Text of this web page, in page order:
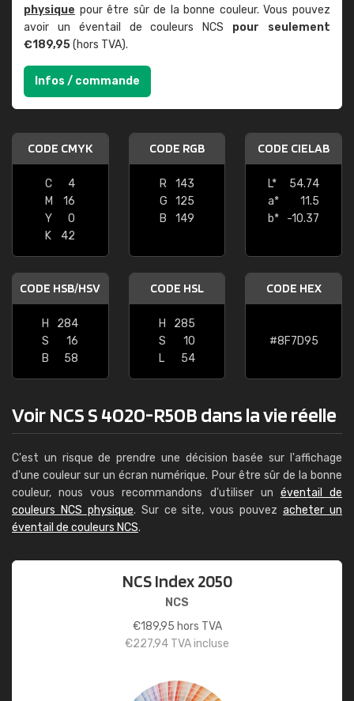
physique pour être sûr de la bonne couleur. Vous pouvez
avoir un éventail de couleurs NCS pour seulement
€189,95(hors TVA).
Infos / commande
CODE CMYK
C
4
M
16
Y
0
K
42
CODE RGB
R
143
G
125
B
149
CODE CIELAB
L*
54.74
a*
11.5
b*
-10.37
CODE HSB/HSV
H
284
S
16
B
58
CODE HSL
H
285
S
10
L
54
CODE HEX
#8F7D95
Voir NCS S 4020-R50B dans la vie réelle
C'est un risque de prendre une décision basée sur l'affichage
d'une couleur sur un écran numérique. Pour être sûr de la bonne
couleur, nous vous recommandons d'utiliser un éventail de
couleurs NCS physique. Sur ce site, vous pouvezacheter un
éventail de couleurs NCS.
NCS Index 2050
NCS
€189,95 hors TVA
€227,94 TVA incluse